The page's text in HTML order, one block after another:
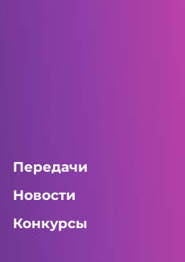
Передачи
Новости
Конкурсы